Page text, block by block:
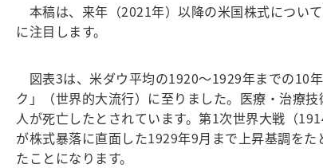
本稿は、来年（2021年）以降の米国株式につい
に注目します。
図表3は、米ダウ平均の1920～1929年までの10
ク」（世界的大流行）に至りました。医療・治療
人が死亡したとされています。第1次世界大戦（
が株式暴落に直面した1929年9月まで上昇基調を
たことになります。